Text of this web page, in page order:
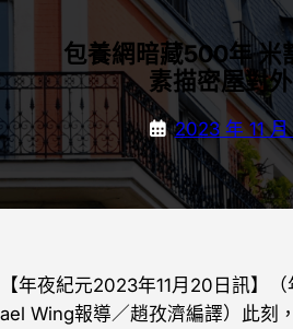
包養網暗藏500年 米
素描密屋對
2023 年 11
【年夜紀元2023年11月20日訊】
ael Wing報導／趙孜濟編譯）此刻